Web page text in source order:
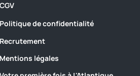
CGV
Politique de confidentialité
Recrutement
Mentions légales